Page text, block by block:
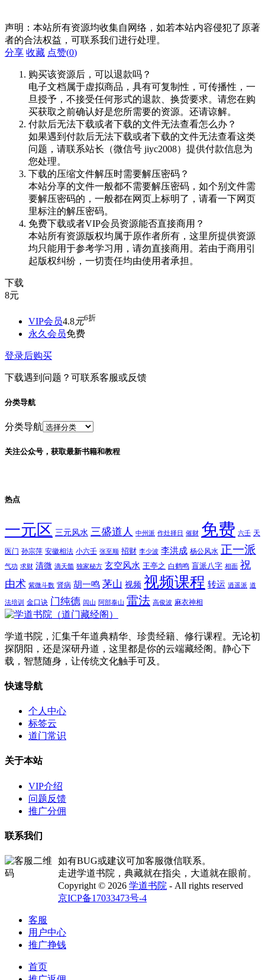
声明：本站所有资源均收集自网络，如若本站内容侵犯了原著
者的合法权益，可联系我们进行处理。
分享 收藏 点赞(0)
购买该资源后，可以退款吗？
电子文档属于虚拟商品，具有可复制性，可传播性，一
旦授予，不接受任何形式的退款、换货要求。请您在购
买获取之前确认好是您所需要的资源。还请谅解。
付款后无法下载或者下载的文件无法查看怎么办？
如果遇到付款后无法下载或者下载的文件无法查看这类
问题，请联系站长（微信号 jiyc2008）提供付款信息为
您处理。
下载的压缩文件解压时需要解压密码？
本站分享的文件一般都不需要解压密码，如个别文件需
要解压密码的，一般都在网页上标明了，请看一下网页
里标注的解压密码。
免费下载或者VIP会员资源能否直接商用？
本站所有资源版权均属于原作者所有，这里所提供资源
均只能用于参考学习用，请勿直接商用。若由于商用引
起版权纠纷，一切责任均由使用者承担。
下载
8元
VIP会员4.8元6折
永久会员免费
登录后购买
下载遇到问题？可联系客服或反馈
分类导航
分类导航
关注公众号，获取最新书籍和教程
热点
一元区 三元风水 三盛道人 中州派 作灶择日 催财 免费 六壬 天
医门 孙宗萍 安徽相法 小六壬 张至顺 招财 李少波 李洪成 杨公风水 正一派
气功 求财 清微 滴天髓 独家秘方 玄空风水 王亭之 白鹤鸣 盲派八字 相面 祝
由术 紫微斗数 肾病 胡一鸣 茅山 视频 视频课程 转运 逍遥派 道
法培训 金口诀 门纯德 闾山 阿部泰山 雷法 高俊波 麻衣神相
学道书院，汇集千年道典精华、珍贵经籍、修行课程。无论初
探阴阳，还是深研丹道，这里都是你的云端藏经阁。静心下
载，智慧随身，让传统文化触手可及。
快速导航
个人中心
标签云
道门常识
关于本站
VIP介绍
问题反馈
推广分佣
联系我们
如有BUG或建议可加客服微信联系。
走进学道书院，典藏就在指尖，大道就在眼前。
Copyright © 2026 学道书院 - All rights reserved
京ICP备17033473号-4
客服
用户中心
推广挣钱
首页